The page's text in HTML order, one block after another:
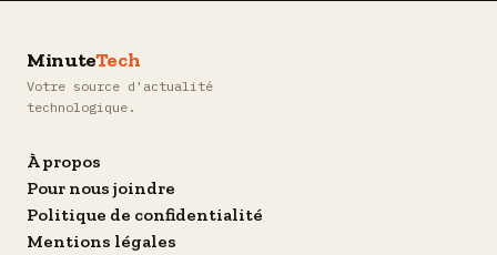
MinuteTech
Votre source d'actualité
technologique.
À propos
Pour nous joindre
Politique de confidentialité
Mentions légales